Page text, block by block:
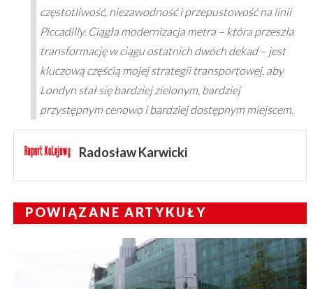
częstotliwość, niezawodność i przepustowość na linii
Piccadilly. Ciągła modernizacja metra – która przeszła
transformację w ciągu ostatnich dwóch dekad – jest
kluczową częścią mojej strategii transportowej, aby
Londyn stał się bardziej zielonym, bardziej
przystępnym cenowo i bardziej dostępnym miejscem.
Radosław Karwicki
POWIĄZANE ARTYKUŁY